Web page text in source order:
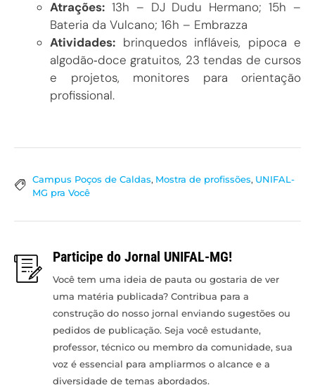
Atrações: 13h – DJ Dudu Hermano; 15h –
Bateria da Vulcano; 16h – Embrazza
Atividades: brinquedos infláveis, pipoca e
algodão‑doce gratuitos, 23 tendas de cursos
e projetos, monitores para orientação
profissional.
Campus Poços de Caldas, Mostra de profissões, UNIFAL-
MG pra Você
Participe do Jornal UNIFAL-MG!
Você tem uma ideia de pauta ou gostaria de ver
uma matéria publicada? Contribua para a
construção do nosso jornal enviando sugestões ou
pedidos de publicação. Seja você estudante,
professor, técnico ou membro da comunidade, sua
voz é essencial para ampliarmos o alcance e a
diversidade de temas abordados.